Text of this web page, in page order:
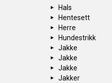
Hals
Hentesett
Herre
Hundestrikk
Jakke
Jakke
Jakke
Jakker